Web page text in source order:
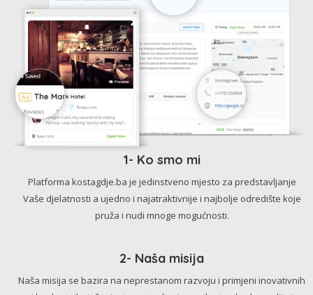
1- Ko smo mi
Platforma kostagdje.ba je jedinstveno mjesto za predstavljanje
Vaše djelatnosti a ujedno i najatraktivnije i najbolje odredište koje
pruža i nudi mnoge mogućnosti.
2- Naša misija
Naša misija se bazira na neprestanom razvoju i primjeni inovativnih